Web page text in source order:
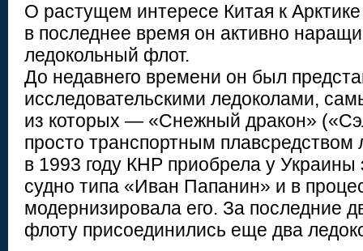
О растущем интересе Китая к Арктике
в последнее время он активно
ледокольный флот.
До недавнего времени он был
исследовательскими ледоколами,
из которых — «Снежный дракон»
просто транспортным плавсредством
в 1993 году КНР приобрела у
судно типа «Иван Папанин» и в
модернизировала его. За последние
флоту присоединились еще два